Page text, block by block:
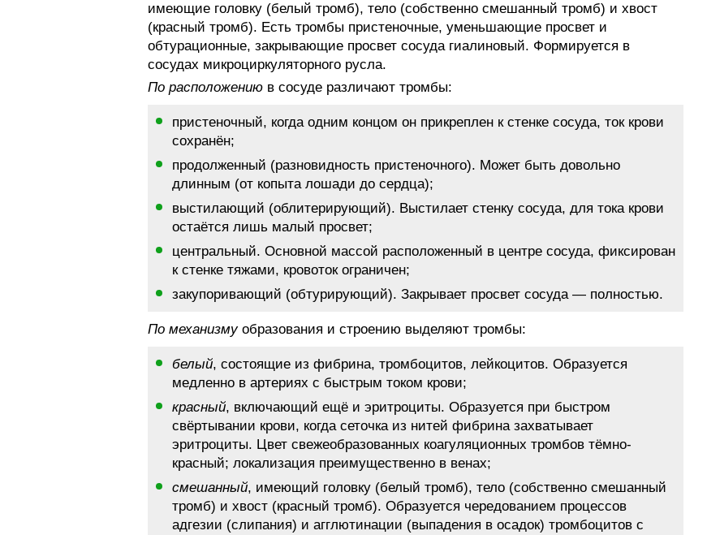
имеющие головку (белый тромб), тело (собственно смешанный тромб) и хвост
(красный тромб). Есть тромбы пристеночные, уменьшающие просвет и
обтурационные, закрывающие просвет сосуда гиалиновый. Формируется в
сосудах микроциркуляторного русла.
По расположению в сосуде различают тромбы:
пристеночный, когда одним концом он прикреплен к стенке сосуда, ток крови
сохранён;
продолженный (разновидность пристеночного). Может быть довольно
длинным (от копыта лошади до сердца);
выстилающий (облитерирующий). Выстилает стенку сосуда, для тока крови
остаётся лишь малый просвет;
центральный. Основной массой расположенный в центре сосуда, фиксирован
к стенке тяжами, кровоток ограничен;
закупоривающий (обтурирующий). Закрывает просвет сосуда — полностью.
По механизмуобразования и строению выделяют тромбы:
белый, состоящие из фибрина, тромбоцитов, лейкоцитов. Образуется
медленно в артериях с быстрым током крови;
красный, включающий ещё и эритроциты. Образуется при быстром
свёртывании крови, когда сеточка из нитей фибрина захватывает
эритроциты. Цвет свежеобразованных коагуляционных тромбов тёмно-
красный; локализация преимущественно в венах;
смешанный, имеющий головку (белый тромб), тело (собственно смешанный
тромб) и хвост (красный тромб). Образуется чередованием процессов
адгезии (слипания) и агглютинации (выпадения в осадок) тромбоцитов с